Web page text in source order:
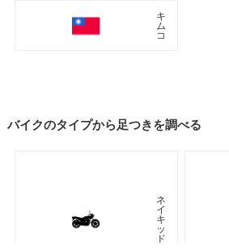
キ
ム
コ
バイクのタイプから足つきを調べる
ネ
イ
キ
ッ
ド